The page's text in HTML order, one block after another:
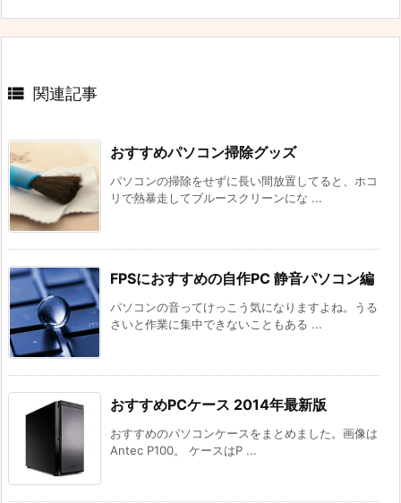
 関連記事
おすすめパソコン掃除グッズ
パソコンの掃除をせずに長い間放置してると、ホコ
リで熱暴走してブルースクリーンにな ...
FPSにおすすめの自作PC 静音パソコン編
パソコンの音ってけっこう気になりますよね。うる
さいと作業に集中できないこともある ...
おすすめPCケース 2014年最新版
おすすめのパソコンケースをまとめました。画像は
Antec P100。 ケースはP ...